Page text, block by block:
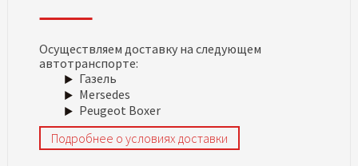
Осуществляем доставку на следующем
автотранспорте:
Газель
Mersedes
Peugeot Boxer
Подробнее о условиях доставки